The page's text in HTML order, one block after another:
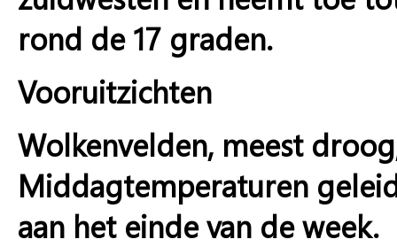
rond de 17 graden.
Vooruitzichten
Wolkenvelden, meest
Middagtemperaturen
aan het einde van de week.